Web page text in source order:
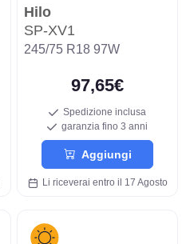
Hilo
SP-XV1
245/75 R18 97W
97,65€
Spedizione inclusa
garanzia fino 3 anni
Aggiungi
Li riceverai entro il 17 Agosto